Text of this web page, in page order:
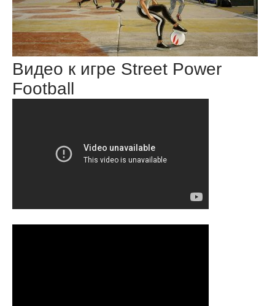
Видео к игре Street Power
Football